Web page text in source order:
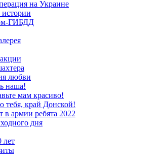
на Украине
ГИБДД
любви
наша!
мам красиво!
тебя, край Донской!
в армии ребята 2022
дня
лет